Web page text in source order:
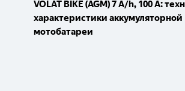
VOLAT BIKE (AGM) 7 A/h, 100 A:
характеристики аккумуляторной
мотобатареи